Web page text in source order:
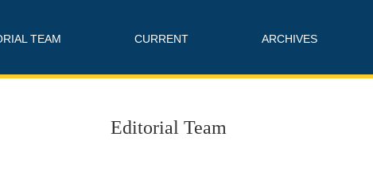
TEAM CURRENT ARCHIVES
Editorial Team